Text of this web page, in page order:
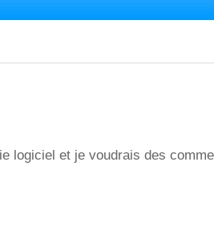
logiciel et je voudrais des